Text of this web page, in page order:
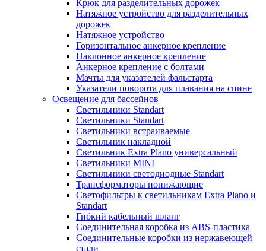
Крюк для разделительных дорожек
Натяжное устройство для разделительных
дорожек
Натяжное устройство
Горизонтальное анкерное крепление
Наклонное анкерное крепление
Анкерное крепление с болтами
Мачты для указателей фальстарта
Указатели поворота для плавания на спине
Освещение для бассейнов
Светильники Standart
Светильники Standart
Светильники встраиваемые
Светильник накладной
Светильник Extra Plano универсальный
Светильники MINI
Светильники светодиодные Standart
Трансформаторы понижающие
Светофильтры к светильникам Extra Plano и
Standart
Гибкий кабельный шланг
Соединительная коробка из ABS-пластика
Соединительные коробки из нержавеющей
стали